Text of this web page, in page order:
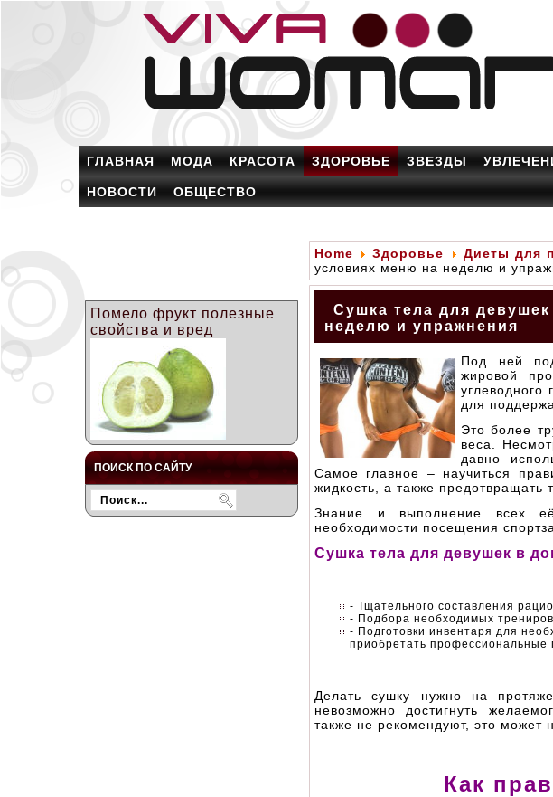
ГЛАВНАЯ МОДА КРАСОТА ЗДОРОВЬЕ ЗВЕЗДЫ
НОВОСТИ ОБЩЕСТВО
Помело фрукт полезные
свойства и вред
ПОИСК ПО САЙТУ
Home Здоровье Диеты для
условиях меню на неделю и
Сушка тела для
неделю и упражнения
Под ней
жировой
для
Это более
веса.
давно
Самое главное – научиться
жидкость, а также
Знание и выполнение всех
необходимости посещения
Сушка тела для девушек в
- Тщательного составления
- Подбора необходимых
- Подготовки инвентаря для
приобретать профессиональные
Делать сушку нужно на
невозможно достигнуть
также не рекомендуют, это может
Как